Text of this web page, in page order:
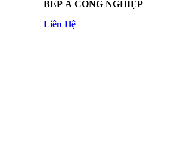
BẾP Á CÔNG NGHIỆP
Liên Hệ